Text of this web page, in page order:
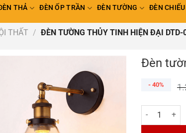
THẢ ĐÈN ỐP TRẦN ĐÈN TƯỜNG ĐÈN
THẤT / ĐÈN TƯỜNG THỦY TINH HIỆN ĐẠI DTD-
Đèn
- 40%
Đèn tường